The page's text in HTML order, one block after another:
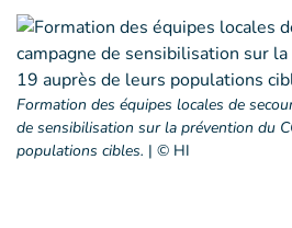
Formation des équipes locales de
de sensibilisation sur la prévention du
populations cibles. | © HI